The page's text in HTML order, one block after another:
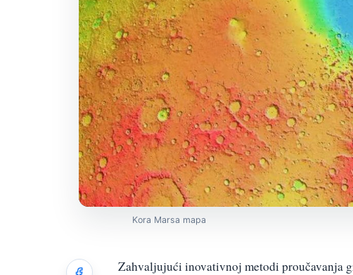
Kora Marsa mapa
Zahvaljujući inovativnoj metodi proučavanja